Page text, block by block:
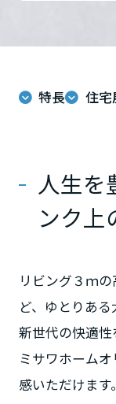
ミサワアイデンティ
特長 住宅
人生
ンク上
リビング３ｍ
ど、ゆとりあ
新世代の快適性
ミサワホーム
感いただけます。
甲信越・北陸
新潟県
山梨県
長野県
東海エリア